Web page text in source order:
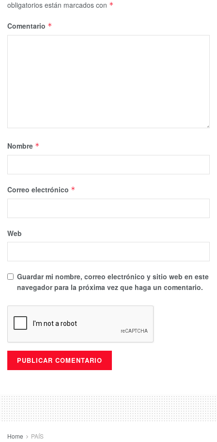
obligatorios están marcados con *
Comentario *
Nombre *
Correo electrónico *
Web
Guardar mi nombre, correo electrónico y sitio web en este
navegador para la próxima vez que haga un comentario.
Home PAÍS